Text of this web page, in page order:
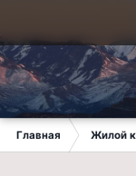
Главная Жилой